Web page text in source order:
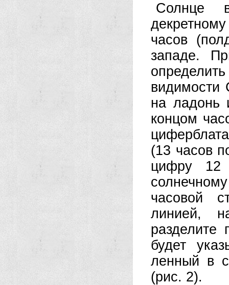
Солнце
часов
западе.
видимости
на ладонь
концом
(13 часов
цифру 12
часовой
линией,
будет
ленный в
(рис. 2).